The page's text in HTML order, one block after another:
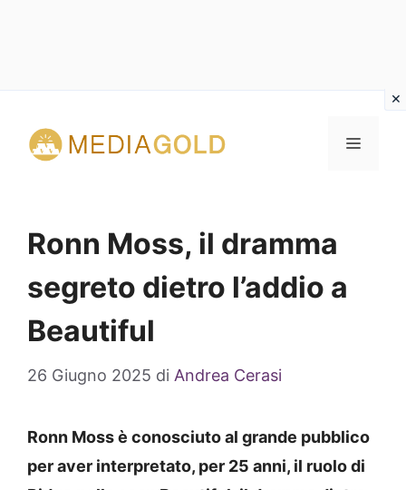
contenuto
MENU
Ronn Moss, il dramma
segreto dietro l’addio a
Beautiful
26 Giugno 2025 di Andrea Cerasi
Ronn Moss è conosciuto al grande pubblico
per aver interpretato, per 25 anni, il ruolo di